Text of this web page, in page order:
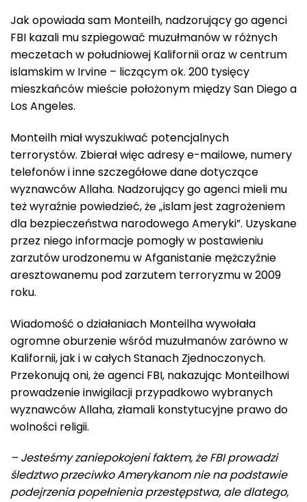
Jak opowiada sam Monteilh, nadzorujący go agenci
FBI kazali mu szpiegować muzułmanów w różnych
meczetach w południowej Kalifornii oraz w centrum
islamskim w Irvine – liczącym ok. 200 tysięcy
mieszkańców mieście położonym między San Diego a
Los Angeles.
Monteilh miał wyszukiwać potencjalnych
terrorystów. Zbierał więc adresy e-mailowe, numery
telefonów i inne szczegółowe dane dotyczące
wyznawców Allaha. Nadzorujący go agenci mieli mu
też wyraźnie powiedzieć, że „islam jest zagrożeniem
dla bezpieczeństwa narodowego Ameryki”. Uzyskane
przez niego informacje pomogły w postawieniu
zarzutów urodzonemu w Afganistanie mężczyźnie
aresztowanemu pod zarzutem terroryzmu w 2009
roku.
Wiadomość o działaniach Monteilha wywołała
ogromne oburzenie wśród muzułmanów zarówno w
Kalifornii, jak i w całych Stanach Zjednoczonych.
Przekonują oni, że agenci FBI, nakazując Monteilhowi
prowadzenie inwigilacji przypadkowo wybranych
wyznawców Allaha, złamali konstytucyjne prawo do
wolności religii.
– Jesteśmy zaniepokojeni faktem, że FBI prowadzi
śledztwo przeciwko Amerykanom nie na podstawie
podejrzenia popełnienia przestępstwa, ale dlatego,